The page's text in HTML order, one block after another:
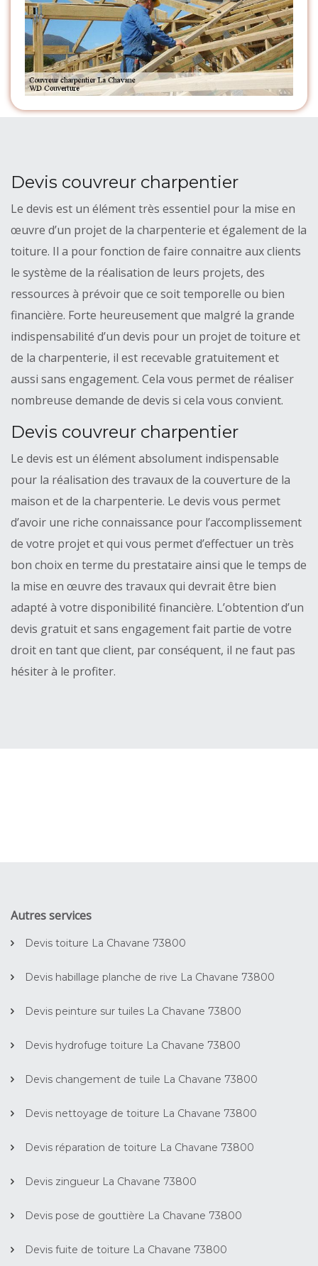
Devis couvreur charpentier
Le devis est un élément très essentiel pour la mise en
œuvre d’un projet de la charpenterie et également de la
toiture. Il a pour fonction de faire connaitre aux clients
le système de la réalisation de leurs projets, des
ressources à prévoir que ce soit temporelle ou bien
financière. Forte heureusement que malgré la grande
indispensabilité d’un devis pour un projet de toiture et
de la charpenterie, il est recevable gratuitement et
aussi sans engagement. Cela vous permet de réaliser
nombreuse demande de devis si cela vous convient.
Devis couvreur charpentier
Le devis est un élément absolument indispensable
pour la réalisation des travaux de la couverture de la
maison et de la charpenterie. Le devis vous permet
d’avoir une riche connaissance pour l’accomplissement
de votre projet et qui vous permet d’effectuer un très
bon choix en terme du prestataire ainsi que le temps de
la mise en œuvre des travaux qui devrait être bien
adapté à votre disponibilité financière. L’obtention d’un
devis gratuit et sans engagement fait partie de votre
droit en tant que client, par conséquent, il ne faut pas
hésiter à le profiter.
Autres services
Devis toiture La Chavane 73800
Devis habillage planche de rive La Chavane 73800
Devis peinture sur tuiles La Chavane 73800
Devis hydrofuge toiture La Chavane 73800
Devis changement de tuile La Chavane 73800
Devis nettoyage de toiture La Chavane 73800
Devis réparation de toiture La Chavane 73800
Devis zingueur La Chavane 73800
Devis pose de gouttière La Chavane 73800
Devis fuite de toiture La Chavane 73800